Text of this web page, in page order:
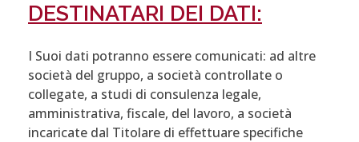
DESTINATARI DEI DATI:
I Suoi dati potranno essere comunicati: ad altre
società del gruppo, a società controllate o
collegate, a studi di consulenza legale,
amministrativa, fiscale, del lavoro, a società
incaricate dal Titolare di effettuare specifiche